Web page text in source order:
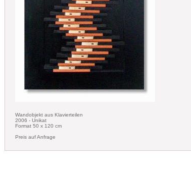
Wandobjekt aus Klavierteilen
2006 - Unikat
Format 50 x 120 cm
Preis auf Anfrage